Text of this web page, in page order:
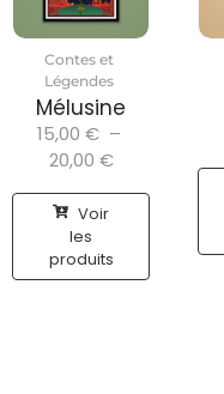
Contes et
Légendes
Mélusine
15,00 € –
20,00 €
Voir
les
produits